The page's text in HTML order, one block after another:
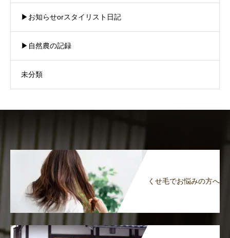
▶︎お知らせorスタイリスト日記
▶︎自然農の記録
未分類
くせ毛でお悩みの方へ